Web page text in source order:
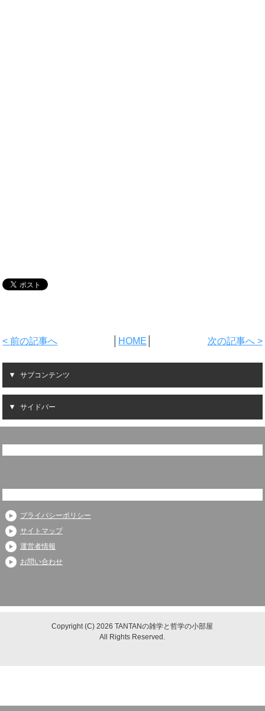
< 前の記事へ HOME 次の記事へ >
サブコンテンツ
サイドバー
プライバシーポリシー
サイトマップ
運営者情報
お問い合わせ
Copyright (C) 2026 TANTANの雑学と哲学の小部屋
All Rights Reserved.